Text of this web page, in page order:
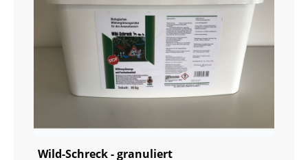
Wild-Schreck - granuliert